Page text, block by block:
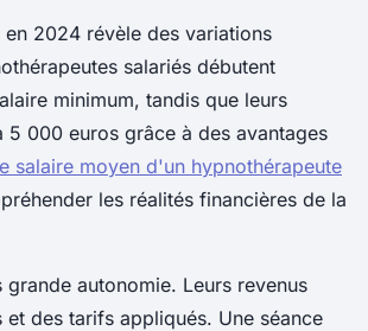
2024 révèle des variations
salariés débutent
minimum, tandis que leurs
000 euros grâce à des avantages
salaire moyen d'un hypnothérapeute
les réalités financières de la
autonomie. Leurs revenus
des tarifs appliqués. Une séance